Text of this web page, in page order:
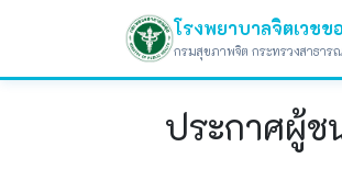
โรงพยาบาลจิตเวช
กรมสุขภาพจิต กระทรวงสาธาร
ประกาศผู้ช